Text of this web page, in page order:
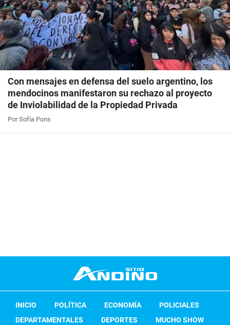
Con mensajes en defensa del suelo argentino, los
mendocinos manifestaron su rechazo al proyecto
de Inviolabilidad de la Propiedad Privada
Por Sofía Pons
INICIO POLÍTICA ECONOMÍA
POLICIALES
DEPARTAMENTALES
DEPORTES MUCHO SHOW